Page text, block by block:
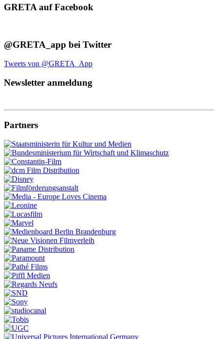
GRETA auf Facebook
@GRETA_app bei Twitter
Tweets von @GRETA_App
Newsletter anmeldung
Partners